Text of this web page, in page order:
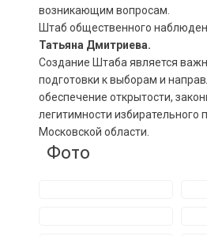
возникающим вопросам.
Штаб общественного
Татьяна Дмитриева.
Создание Штаба является
подготовки к выборам и
обеспечение открытости,
легитимности избирательного
Московской области.
Фото